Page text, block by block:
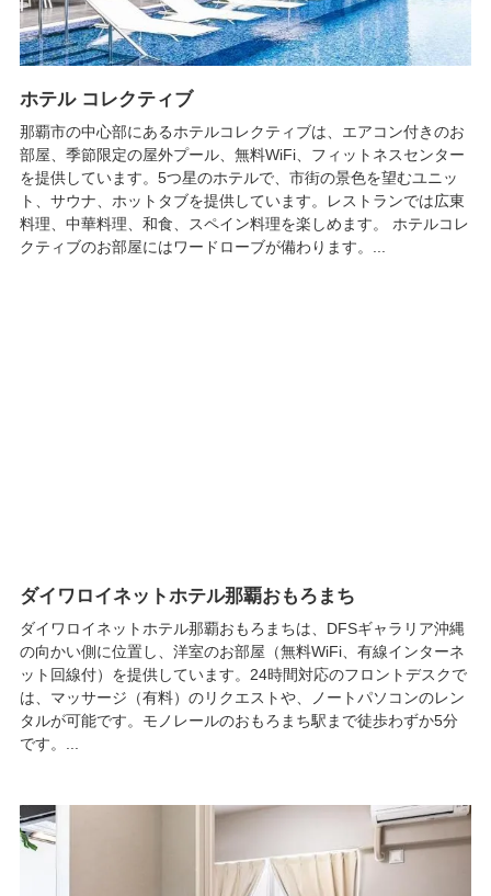
ホテル コレクティブ
那覇市の中心部にあるホテルコレクティブは、エアコン付きのお
部屋、季節限定の屋外プール、無料WiFi、フィットネスセンター
を提供しています。5つ星のホテルで、市街の景色を望むユニッ
ト、サウナ、ホットタブを提供しています。レストランでは広東
料理、中華料理、和食、スペイン料理を楽しめます。 ホテルコレ
クティブのお部屋にはワードローブが備わります。...
ダイワロイネットホテル那覇おもろまち
ダイワロイネットホテル那覇おもろまちは、DFSギャラリア沖縄
の向かい側に位置し、洋室のお部屋（無料WiFi、有線インターネ
ット回線付）を提供しています。24時間対応のフロントデスクで
は、マッサージ（有料）のリクエストや、ノートパソコンのレン
タルが可能です。モノレールのおもろまち駅まで徒歩わずか5分
です。...